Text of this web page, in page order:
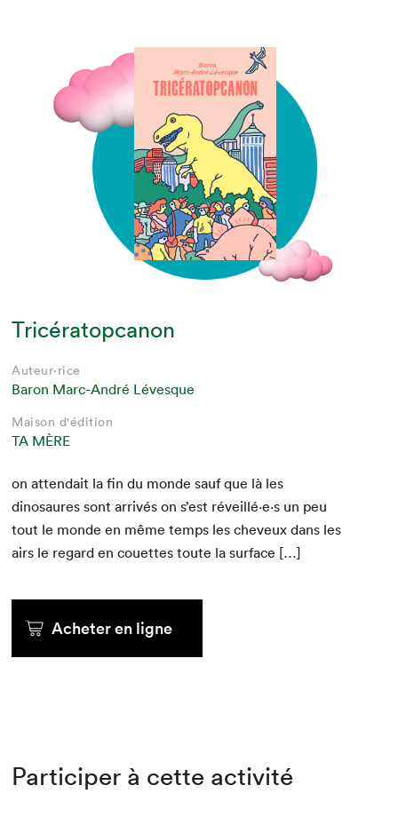
Tricératopcanon
Auteur·rice
Baron Marc-André Lévesque
Maison d'édition
TA MÈRE
on attendait la fin du monde sauf que là les
dinosaures sont arrivés on s’est réveillé·e·s un peu
tout le monde en même temps les cheveux dans les
airs le regard en cou­ettes toute la surface […]
Acheter en ligne
Participer à cette activité